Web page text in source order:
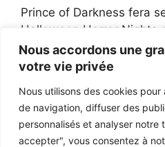
Nous accordons une
votre vie privée
Nous utilisons des cookies
de navigation, diffuser des
personnalisés et analyser notre
accepter", vous consentez à
Prince of Darkness fera
Halloween Horror Nights
Afroman poursuit un
victoire du jury en